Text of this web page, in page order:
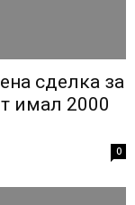
сделка за
имал 2000
0